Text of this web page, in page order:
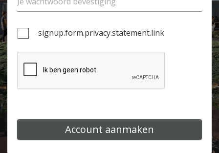
signup.form.privacy.statement.link
Account aanmaken